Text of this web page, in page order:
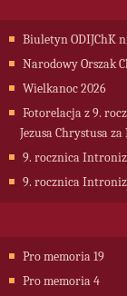
Biuletyn ODIJChK
Narodowy Orszak
Wielkanoc 2026
Fotorelacja z 9.
Jezusa Chrystusa
9. rocznica
9. rocznica
Pro memoria 19
Pro memoria 4